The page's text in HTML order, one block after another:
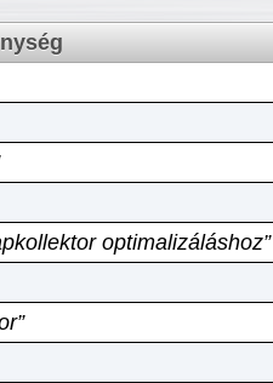
optimalizáláshoz”